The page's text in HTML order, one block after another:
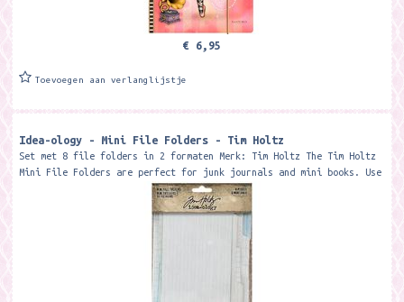
€ 6,95
Toevoegen aan verlanglijstje
Idea-ology - Mini File Folders - Tim Holtz
Set met 8 file folders in 2 formaten Merk: Tim Holtz The Tim Holtz
Mini File Folders are perfect for junk journals and mini books. Use